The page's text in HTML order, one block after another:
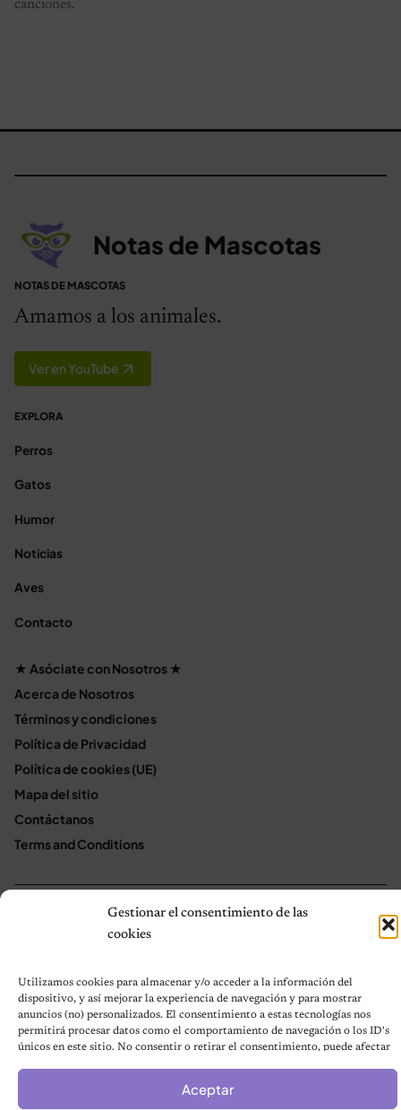
Gestionar el consentimiento de las
cookies
Utilizamos cookies para almacenar y/o acceder a la información del
dispositivo, y así mejorar la experiencia de navegación y para mostrar
anuncios (no) personalizados. El consentimiento a estas tecnologías nos
permitirá procesar datos como el comportamiento de navegación o los ID's
únicos en este sitio. No consentir o retirar el consentimiento, puede afectar
Aceptar
canciones.
Notas de Mascotas
NOTAS DE MASCOTAS
Amamos a los animales.
Ver en YouTube
EXPLORA
Perros
Gatos
Humor
Noticias
Aves
Contacto
★ Asóciate con Nosotros ★
Acerca de Nosotros
Términos y condiciones
Política de Privacidad
Política de cookies (UE)
Mapa del sitio
Contáctanos
Terms and Conditions
© 2026 Notas de Mascotas
Política de privacidad